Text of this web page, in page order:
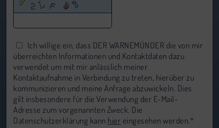
Ich willige ein, dass DER WARNEMÜNDER die von mir
überreichten Informationen und Kontaktdaten dazu
verwendet um mit mir anlässlich meiner
Kontaktaufnahme in Verbindung zu treten, hierüber zu
kommunizieren und meine Anfrage abzuwickeln. Dies
gilt insbesondere für die Verwendung der E-Mail-
Adresse zum vorgenannten Zweck. Die
Datenschutzerklärung kann hier eingesehen werden.*